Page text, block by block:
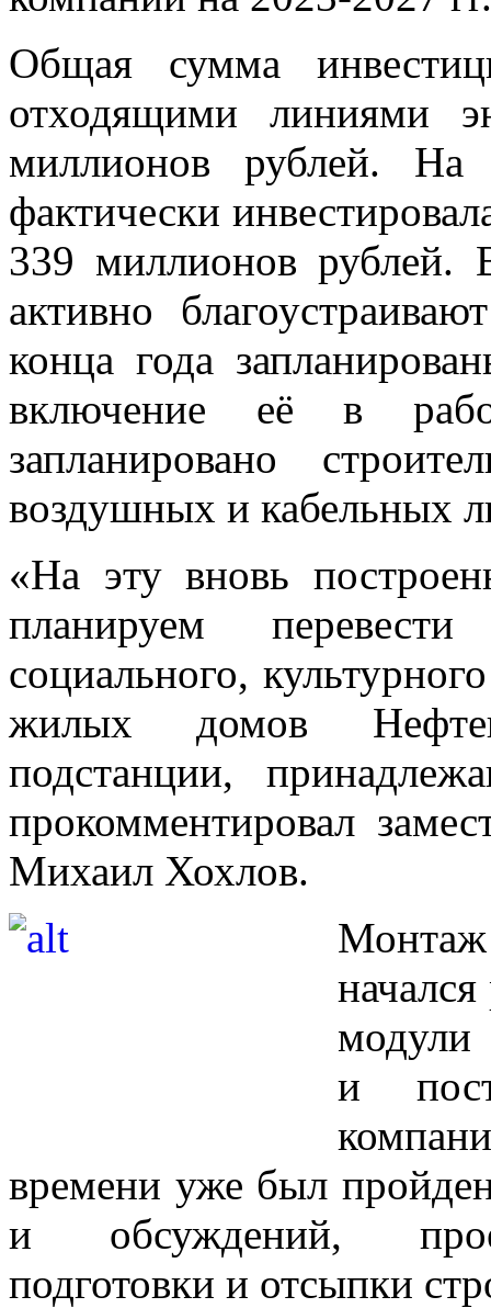
Общая сумма
отходящими линиями
миллионов рублей. На
фактически
339 миллионов рублей.
активно
конца года
включение её в
запланировано
воздушных и кабельных
«На эту вновь
планируем перевести
социального,
жилых домов
подстанции,
прокомментировал
Михаил Хохлов.
Монтаж
модули
и
времени уже был
и обсуждений,
подготовки и отсыпки